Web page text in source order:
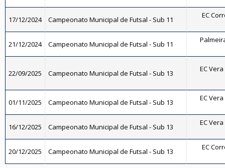
17/12/2024 Campeonato Municipal de Futsal - Sub 11 EC
21/12/2024 Campeonato Municipal de Futsal - Sub 11
22/09/2025 Campeonato Municipal de Futsal - Sub 13 EC
01/11/2025 Campeonato Municipal de Futsal - Sub 13 EC
16/12/2025 Campeonato Municipal de Futsal - Sub 13 EC
20/12/2025 Campeonato Municipal de Futsal - Sub 13 EC